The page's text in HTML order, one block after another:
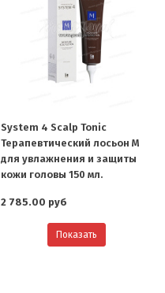
System 4 Scalp Tonic
Терапевтический лосьон M
для увлажнения и защиты
кожи головы 150 мл.
2 785.00 руб
Показать